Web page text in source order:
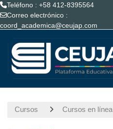
Teléfono : +58 412-8395564
Correo electrónico :
coord_academica@ceujap.com
Cursos Cursos en línea